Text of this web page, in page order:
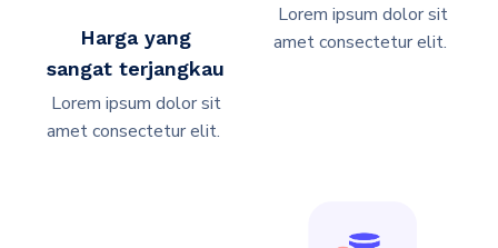
Harga yang
sangat terjangkau
Lorem ipsum dolor sit
amet consectetur elit. ​
Lorem ipsum dolor sit
amet consectetur elit. ​